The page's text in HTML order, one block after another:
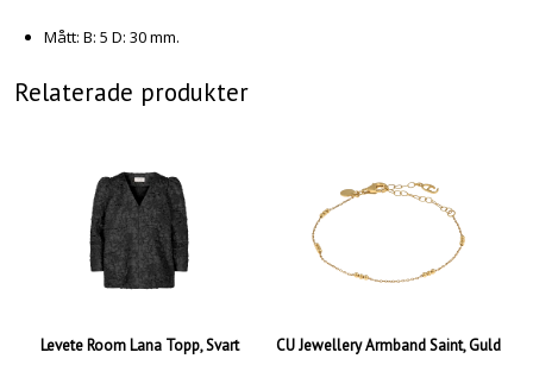
Mått: B: 5 D: 30 mm.
Relaterade produkter
Levete Room Lana Topp, Svart CU Jewellery Armband Saint, Guld